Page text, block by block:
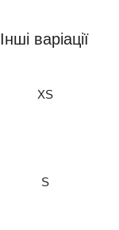
Інші варіації
XS
S